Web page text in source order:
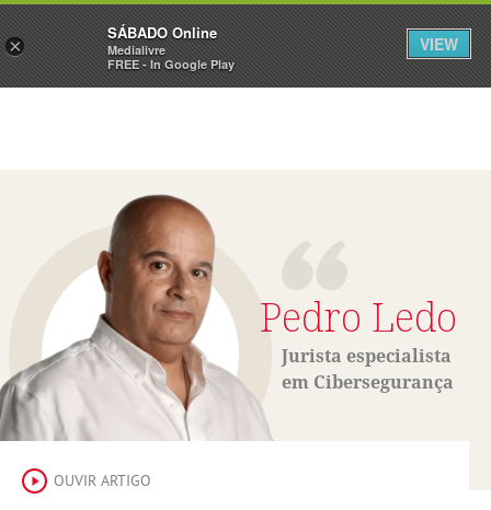
Sábado Assine Iniciar Sessão
Pedro Ledo
Jurista especialista
em Cibersegurança
OUVIR ARTIGO
×
SÁBADO Online
Medialivre
FREE - In Google Play
VIEW